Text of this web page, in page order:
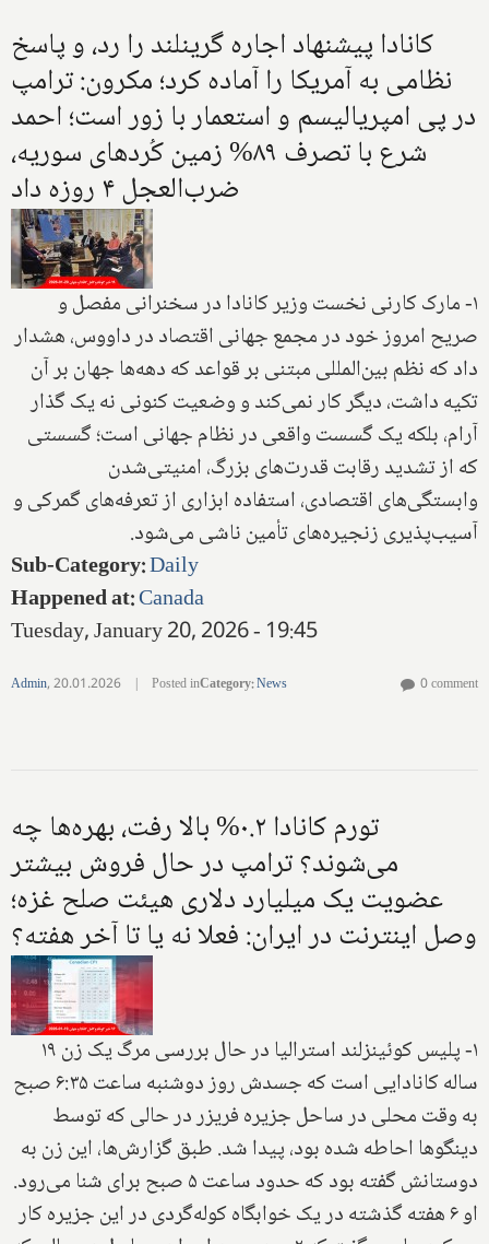
کانادا پیشنهاد اجاره گرینلند را رد، و پاسخ
نظامی به آمریکا را آماده کرد؛ مکرون: ترامپ
در پی امپریالیسم و استعمار با زور است؛ احمد
شرع با تصرف ۸۹% زمین کُردهای سوریه،
ضرب‌العجل ۴ روزه داد
۱- مارک کارنی نخست وزیر کانادا در سخنرانی مفصل و
صریح امروز خود در مجمع جهانی اقتصاد در داووس، هشدار
داد که نظم بین‌المللی مبتنی بر قواعد که دهه‌ها جهان بر آن
تکیه داشت، دیگر کار نمی‌کند و وضعیت کنونی نه یک گذار
آرام، بلکه یک گسست واقعی در نظام جهانی است؛ گسستی
که از تشدید رقابت قدرت‌های بزرگ، امنیتی‌شدن
وابستگی‌های اقتصادی، استفاده ابزاری از تعرفه‌های گمرکی و
آسیب‌پذیری زنجیره‌های تأمین ناشی می‌شود.
Sub-Category:Daily
Happened at:Canada
Tuesday, January 20, 2026 - 19:45
Admin,20.01.2026 | Posted inCategory:News 0 comment
تورم کانادا ۰.۲% بالا رفت، بهره‌ها چه
می‌شوند؟ ترامپ در حال فروش بیشتر
عضویت یک میلیارد دلاری هیئت صلح غزه؛
وصل اینترنت در ایران: فعلا نه یا تا آخر هفته؟
۱- پلیس کوئینزلند استرالیا در حال بررسی مرگ یک زن ۱۹
ساله کانادایی است که جسدش روز دوشنبه ساعت ۶:۳۵ صبح
به وقت محلی در ساحل جزیره فریزر در حالی که توسط
دینگوها احاطه شده بود، پیدا شد. طبق گزارش‌ها، این زن به
دوستانش گفته بود که حدود ساعت ۵ صبح برای شنا می‌رود.
او ۶ هفته گذشته در یک خوابگاه کوله‌گردی در این جزیره کار